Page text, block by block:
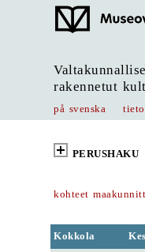
rakennetut
på svenska
PERUSHAKU
kohteet
Kokkola